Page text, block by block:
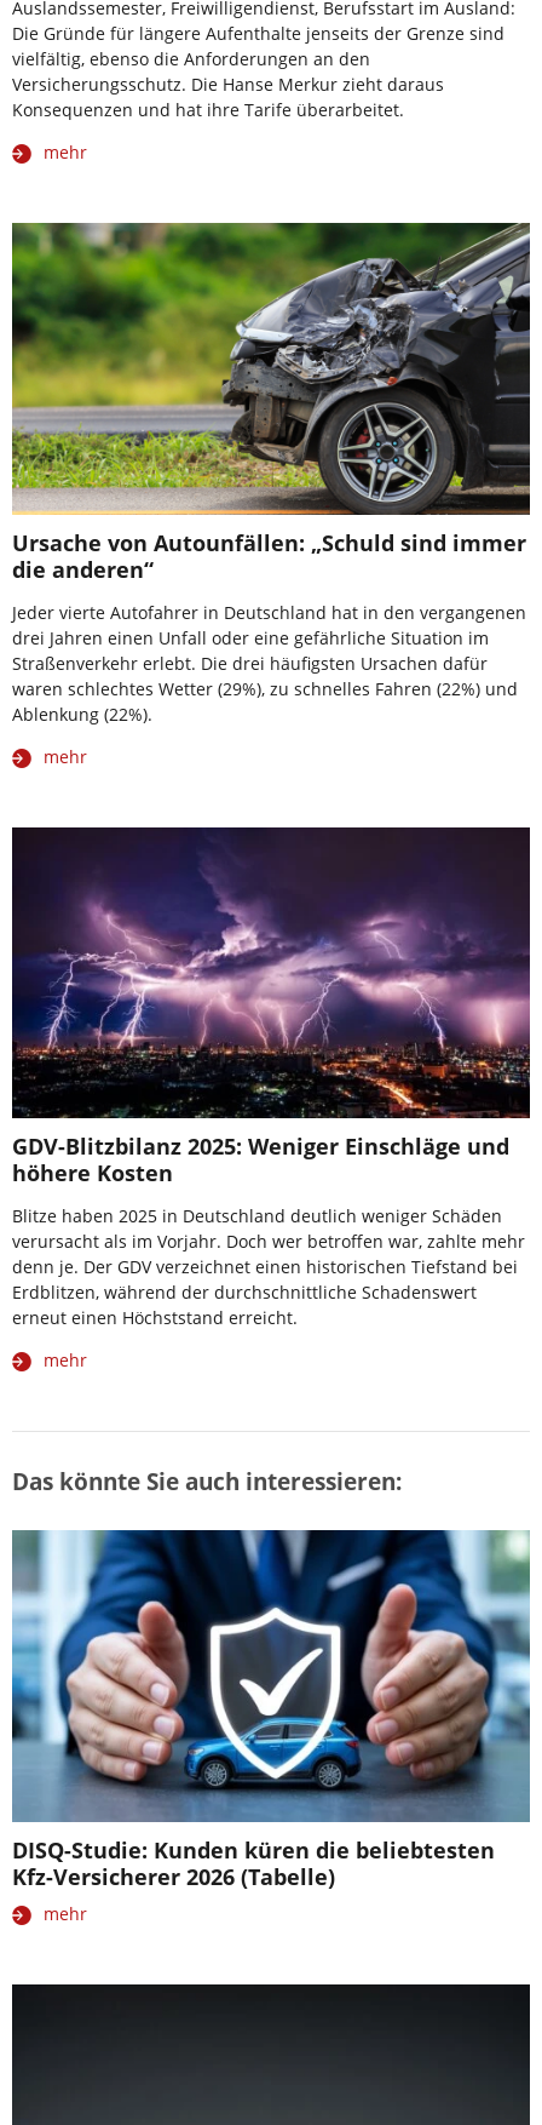
Auslandssemester, Freiwilligendienst, Berufsstart im Ausland:
Die Gründe für längere Aufenthalte jenseits der Grenze sind
vielfältig, ebenso die Anforderungen an den
Versicherungsschutz. Die Hanse Merkur zieht daraus
Konsequenzen und hat ihre Tarife überarbeitet.
mehr
Ursache von Autounfällen: „Schuld sind immer
die anderen“
Jeder vierte Autofahrer in Deutschland hat in den vergangenen
drei Jahren einen Unfall oder eine gefährliche Situation im
Straßenverkehr erlebt. Die drei häufigsten Ursachen dafür
waren schlechtes Wetter (29%), zu schnelles Fahren (22%) und
Ablenkung (22%).
mehr
GDV-Blitzbilanz 2025: Weniger Einschläge und
höhere Kosten
Blitze haben 2025 in Deutschland deutlich weniger Schäden
verursacht als im Vorjahr. Doch wer betroffen war, zahlte mehr
denn je. Der GDV verzeichnet einen historischen Tiefstand bei
Erdblitzen, während der durchschnittliche Schadenswert
erneut einen Höchststand erreicht.
mehr
Das könnte Sie auch interessieren:
DISQ-Studie: Kunden küren die beliebtesten
Kfz-Versicherer 2026 (Tabelle)
mehr